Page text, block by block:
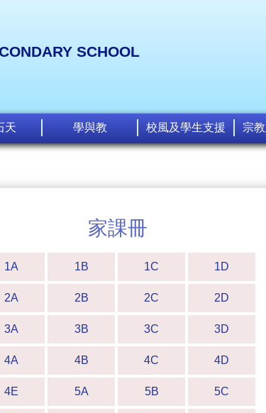
SCHOOL
天 學與教 校風及學生支援 宗
家課冊
1A 1B 1C 1D
2A 2B 2C 2D
3A 3B 3C 3D
4A 4B 4C 4D
4E 5A 5B 5C